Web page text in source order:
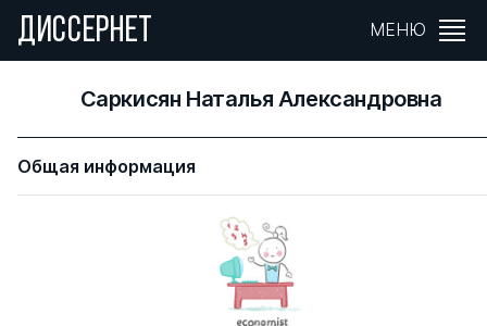
ДИССЕРНЕТ МЕНЮ
Саркисян Наталья Александровна
Общая информация